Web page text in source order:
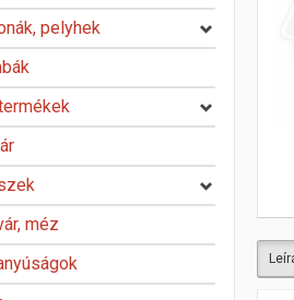
pelyhek
méz